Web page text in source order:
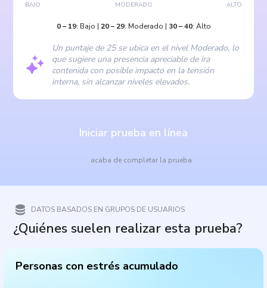
BAJO MODERADO ALTO
0– 19: Bajo | 20– 29: Moderado | 30–40: Alto
Un puntaje de 25 se ubica en el nivel Moderado, lo
que sugiere una presencia apreciable de ira
contenida con posible impacto en la tensión
interna, sin alcanzar niveles elevados.
Iniciar prueba en línea
acaba de completar la prueba
DATOS BASADOS EN GRUPOS DE USUARIOS
¿Quiénes suelen realizar esta prueba?
Personas con estrés acumulado